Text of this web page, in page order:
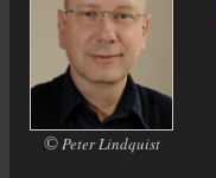
© Peter Lindquist